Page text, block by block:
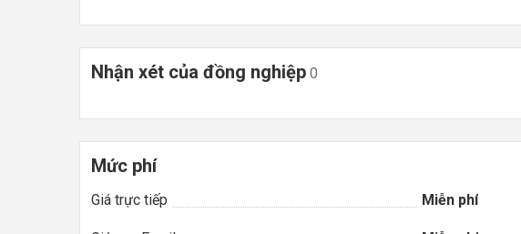
Nhận xét của đồng nghiệp 0
Mức phí
Giá trực tiếp Miễn phí